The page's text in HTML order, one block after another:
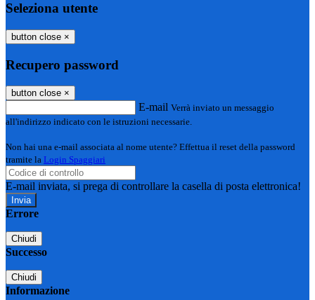
Seleziona utente
button close ×
Recupero password
button close ×
E-mail Verrà inviato un messaggio
all'indirizzo indicato con le istruzioni necessarie.
Non hai una e-mail associata al nome utente? Effettua il reset della password
tramite la Login Spaggiari
E-mail inviata, si prega di controllare la casella di posta elettronica!
Errore
Chiudi
Successo
Chiudi
Informazione